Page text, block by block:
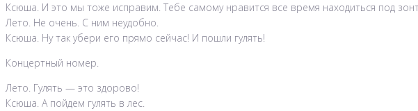
Ксюша. И это мы тоже исправим. Тебе самому нравится все время находиться под
Лето. Не очень. С ним неудобно.
Ксюша. Ну так убери его прямо сейчас! И пошли гулять!
Концертный номер.
Лето. Гулять — это здорово!
Ксюша. А пойдем гулять в лес.